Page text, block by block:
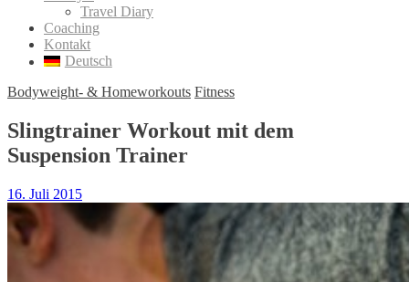
Travel Diary
Coaching
Kontakt
Deutsch
Bodyweight- & Homeworkouts Fitness
Slingtrainer Workout mit dem
Suspension Trainer
16. Juli 2015